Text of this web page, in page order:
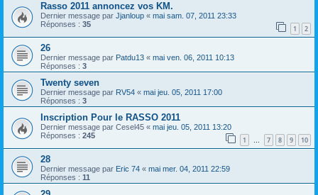
Rasso 2011 annoncez vos KM.
Dernier message par Jjanloup « mai sam. 07, 2011 23:33
Réponses : 35 1 2
26
Dernier message par Patdu13 « mai ven. 06, 2011 10:13
Réponses : 3
Twenty seven
Dernier message par RV54 « mai jeu. 05, 2011 17:00
Réponses : 3
Inscription Pour le RASSO 2011
Dernier message par Cesel45 « mai jeu. 05, 2011 13:20
Réponses : 245 1 … 7 8 9 10
28
Dernier message par Eric 74 « mai mer. 04, 2011 22:59
Réponses : 11